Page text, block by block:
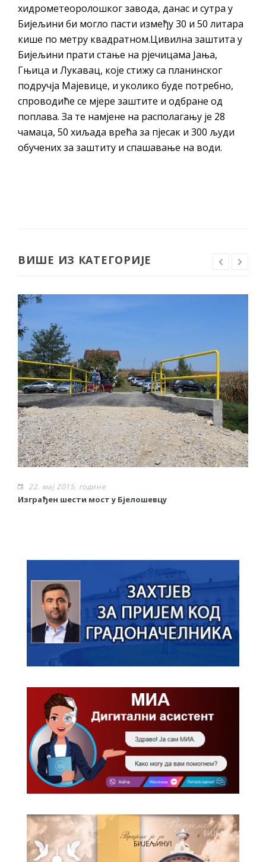
хидрометеоролошког завода, данас и сутра у
Бијељини би могло пасти између 30 и 50 литара
кише по метру квадратном.Цивилна заштита у
Бијељини прати стање на рјечицама Јања,
Гњица и Лукавац, које стижу са планинског
подручја Мајевице, и уколико буде потребно,
спроводиће се мјере заштите и одбране од
поплава. За те намјене на располагању је 28
чамаца, 50 хиљада врећа за пјесак и 300 људи
обучених за заштиту и спашавање на води.
ВИШЕ ИЗ КАТЕГОРИЈЕ
22. мај 2015. године
Изграђен шести мост у Бјелошевцу